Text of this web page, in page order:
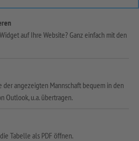
auf Ihre Website? Ganz einfach mit den
angezeigten Mannschaft bequem in den
Outlook, u.a. übertragen.
Tabelle als PDF öffnen.